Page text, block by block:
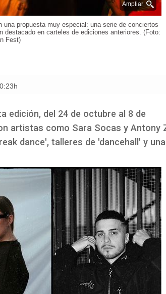
Ampliar
propuesta muy especial: una serie de conciertos
destacado en carteles de ediciones anteriores. (Foto:
Fest)
edición, del 24 de octubre al 8 de
artistas como Sara Socas y Antony
dance', talleres de 'dancehall' y una